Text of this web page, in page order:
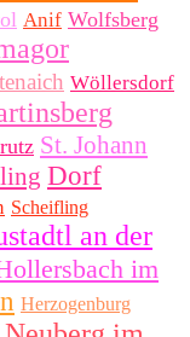
Anif Wolfsberg
Wöllersdorf
St. Johann
Dorf
Scheifling
an der
im
Herzogenburg